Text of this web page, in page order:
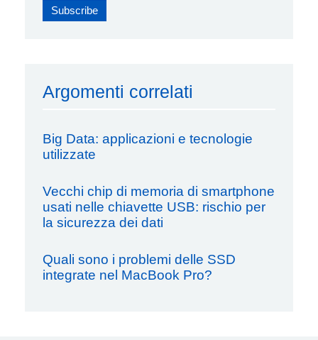
Argomenti correlati
Big Data: applicazioni e tecnologie
utilizzate
Vecchi chip di memoria di smartphone
usati nelle chiavette USB: rischio per
la sicurezza dei dati
Quali sono i problemi delle SSD
integrate nel MacBook Pro?